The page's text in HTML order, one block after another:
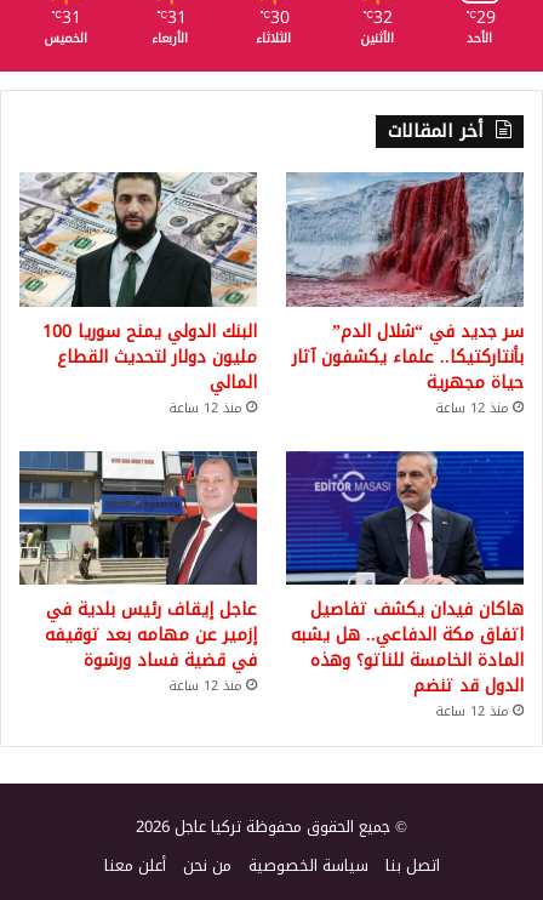
29
℃
الأحد
32
℃
الأثنين
30
℃
الثلاثاء
31
℃
الأربعاء
31
℃
الخميس
أخر المقالات
سر جديد في “شلال الدم”
بأنتاركتيكا.. علماء يكشفون آثار
حياة مجهرية
منذ 12 ساعة
البنك الدولي يمنح سوريا 100
مليون دولار لتحديث القطاع
المالي
منذ 12 ساعة
هاكان فيدان يكشف تفاصيل
اتفاق مكة الدفاعي.. هل يشبه
المادة الخامسة للناتو؟ وهذه
الدول قد تنضم
منذ 12 ساعة
عاجل إيقاف رئيس بلدية في
إزمير عن مهامه بعد توقيفه
في قضية فساد ورشوة
منذ 12 ساعة
© جميع الحقوق محفوظة تركيا عاجل 2026
اتصل بنا سياسة الخصوصية من نحن أعلن معنا